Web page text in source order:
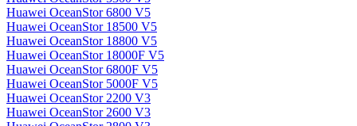
Huawei OceanStor 6800 V5
Huawei OceanStor 18500 V5
Huawei OceanStor 18800 V5
Huawei OceanStor 18000F V5
Huawei OceanStor 6800F V5
Huawei OceanStor 5000F V5
Huawei OceanStor 2200 V3
Huawei OceanStor 2600 V3